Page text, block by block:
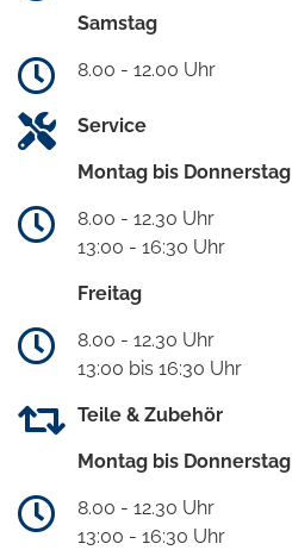
Samstag
8.00 - 12.00 Uhr
Service
Montag bis Donnerstag
8.00 - 12.30 Uhr
13:00 - 16:30 Uhr
Freitag
8.00 - 12.30 Uhr
13:00 bis 16:30 Uhr
Teile & Zubehör
Montag bis Donnerstag
8.00 - 12.30 Uhr
13:00 - 16:30 Uhr